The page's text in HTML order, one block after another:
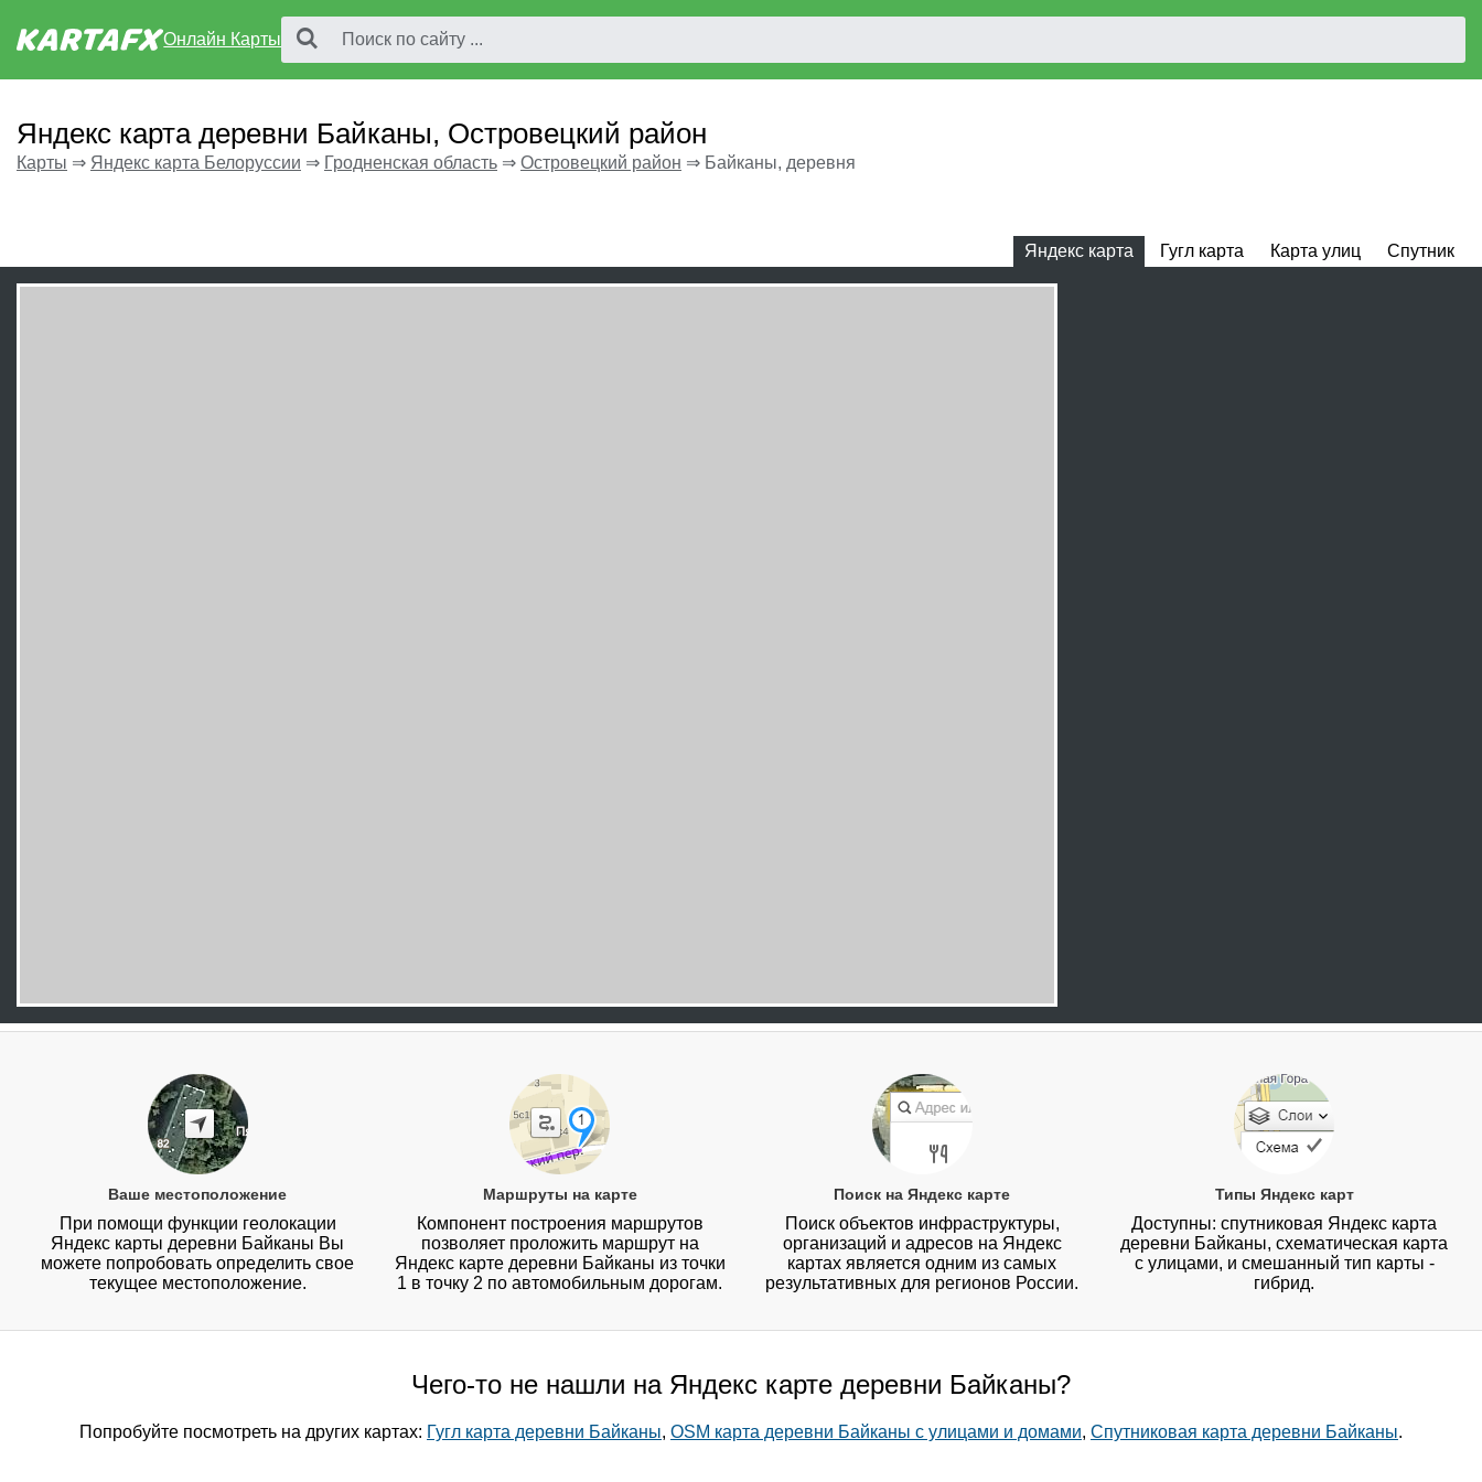
Онлайн Карты
Яндекс карта деревни Байканы, Островецкий район
Карты ⇒ Яндекс карта Белоруссии ⇒ Гродненская область ⇒ Островецкий район ⇒ Байканы, деревня
Яндекс карта Гугл карта Карта улиц Спутник
Ваше местоположение
При помощи функции геолокации
Яндекс карты деревни Байканы Вы
можете попробовать определить свое
текущее местоположение.
Маршруты на карте
Компонент построения маршрутов
позволяет проложить маршрут на
Яндекс карте деревни Байканы из точки
1 в точку 2 по автомобильным дорогам.
Поиск на Яндекс карте
Поиск объектов инфраструктуры,
организаций и адресов на Яндекс
картах является одним из самых
результативных для регионов России.
Типы Яндекс карт
Доступны: спутниковая Яндекс карта
деревни Байканы, схематическая карта
с улицами, и смешанный тип карты -
гибрид.
Чего-то не нашли на Яндекс карте деревни Байканы?
Попробуйте посмотреть на других картах: Гугл карта деревни Байканы, OSM карта деревни Байканы с улицами и домами, Спутниковая карта деревни Байканы.